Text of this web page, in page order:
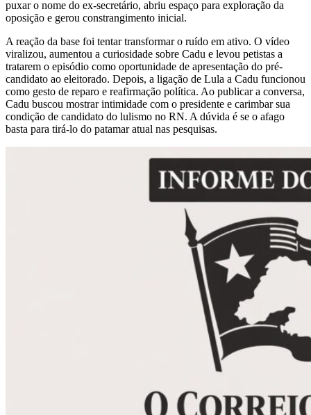
puxar o nome do ex-secretário, abriu espaço para exploração da
oposição e gerou constrangimento inicial.
A reação da base foi tentar transformar o ruído em ativo. O vídeo
viralizou, aumentou a curiosidade sobre Cadu e levou petistas a
tratarem o episódio como oportunidade de apresentação do pré-
candidato ao eleitorado. Depois, a ligação de Lula a Cadu funcionou
como gesto de reparo e reafirmação política. Ao publicar a conversa,
Cadu buscou mostrar intimidade com o presidente e carimbar sua
condição de candidato do lulismo no RN. A dúvida é se o afago
basta para tirá-lo do patamar atual nas pesquisas.